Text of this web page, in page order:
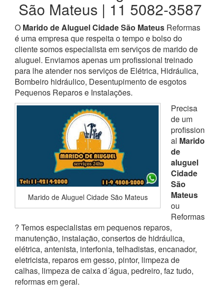
São Mateus | 11 5082-3587
O Marido de Aluguel Cidade São Mateus Reformas
é uma empresa que respeita o tempo e bolso do
cliente somos especialista em serviços de marido de
aluguel. Enviamos apenas um profissional treinado
para lhe atender nos serviços de Elétrica, Hidráulica,
Bombeiro hidráulico, Desentupimento de esgotos
Pequenos Reparos e Instalações.
Marido de Aluguel Cidade São Mateus
Precisa
de um
profission
al Marido
de
aluguel
Cidade
São
Mateus
ou
Reformas
? Temos especialistas em pequenos reparos,
manutenção, instalação, consertos de hidráulica,
elétrica, antenista, interfonia, telhadistas, encanador,
eletricista, reparos em gesso, pintor, limpeza de
calhas, limpeza de caixa d´água, pedreiro, faz tudo,
reformas em geral.